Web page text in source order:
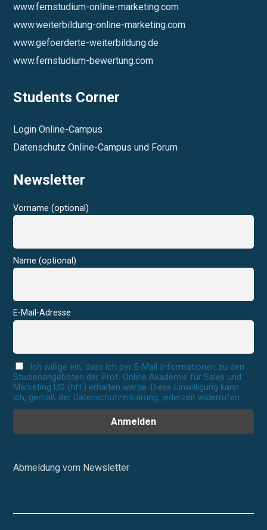
www.fernstudium-online-marketing.com
www.weiterbildung-online-marketing.com
www.gefoerderte-weiterbildung.de
www.fernstudium-bewertung.com
Students Corner
Login Online-Campus
Datenschutz Online-Campus und Forum
Newsletter
Vorname (optional)
Name (optional)
E-Mail-Adresse
Ich willige ein, dass ich per E-Mail Informationen zu den
Studienangeboten der Prof. Online Akademie für Sales und
Marketing UG (hft.) erhalten werde. Diese Einwilligung kann
ich, gemäß der Datenschutzerklärung, jederzeit widerrufen.
Abmeldung vom Newsletter